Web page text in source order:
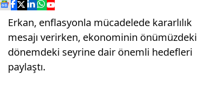
Erkan, enflasyonla mücadelede kararlılık
mesajı verirken, ekonominin önümüzdeki
dönemdeki seyrine dair önemli hedefleri
paylaştı.